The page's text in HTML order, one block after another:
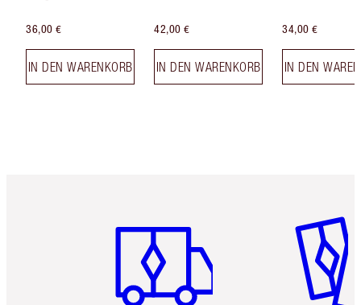
36,00 €
IN DEN WARENKORB
42,00 €
IN DEN WARENKORB
34,00 €
IN DEN